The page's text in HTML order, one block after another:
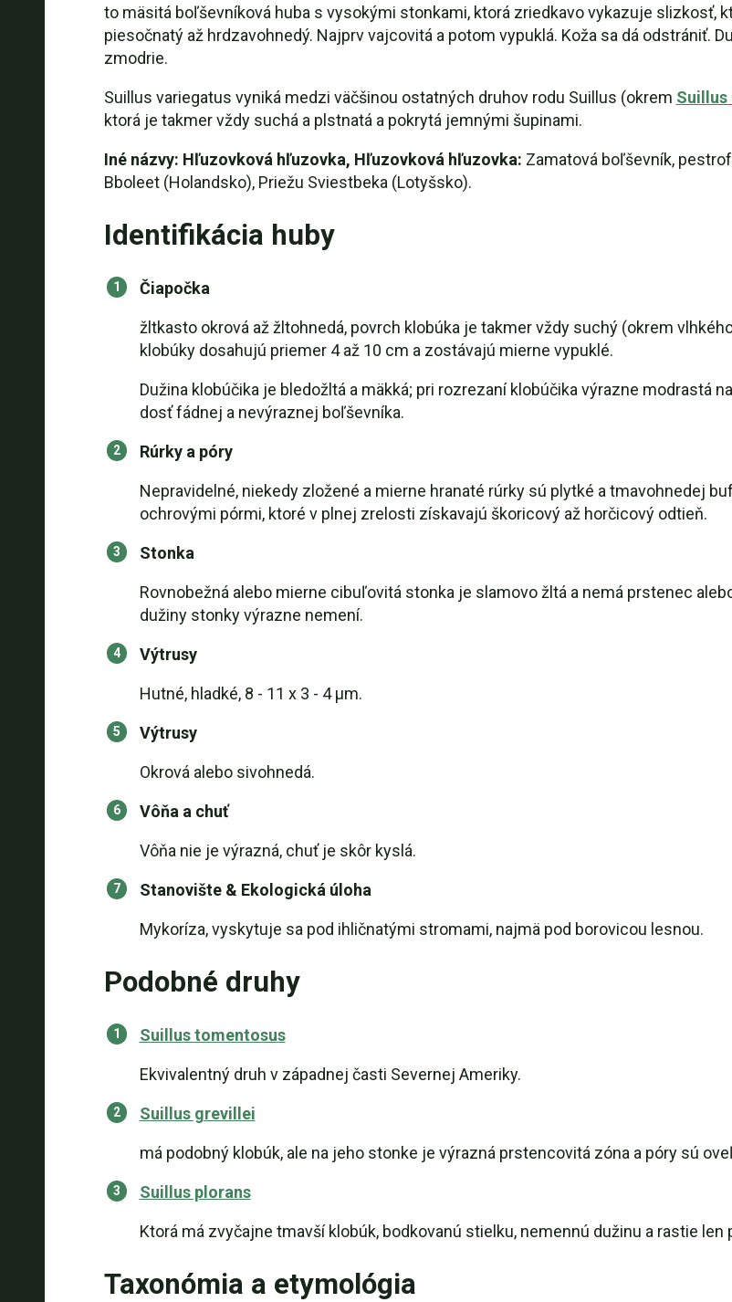
to mäsitá boľševníková huba s vysokými stonkami, ktorá zriedkavo vykazuje slizkosť,
piesočnatý až hrdzavohnedý. Najprv vajcovitá a potom vypuklá. Koža sa dá odstrániť.
zmodrie.
Suillus variegatus vyniká medzi väčšinou ostatných druhov rodu Suillus (okrem Suillus
ktorá je takmer vždy suchá a plstnatá a pokrytá jemnými šupinami.
Iné názvy: Hľuzovková hľuzovka, Hľuzovková hľuzovka: Zamatová boľševník,
Bboleet (Holandsko), Priežu Sviestbeka (Lotyšsko).
Identifikácia huby
Čiapočka
žltkasto okrová až žltohnedá, povrch klobúka je takmer vždy suchý (okrem
klobúky dosahujú priemer 4 až 10 cm a zostávajú mierne vypuklé.
Dužina klobúčika je bledožltá a mäkká; pri rozrezaní klobúčika výrazne modrastá
dosť fádnej a nevýraznej boľševníka.
Rúrky a póry
Nepravidelné, niekedy zložené a mierne hranaté rúrky sú plytké a tmavohnedej
ochrovými pórmi, ktoré v plnej zrelosti získavajú škoricový až horčicový odtieň.
Stonka
Rovnobežná alebo mierne cibuľovitá stonka je slamovo žltá a nemá prstenec
dužiny stonky výrazne nemení.
Výtrusy
Hutné, hladké, 8 - 11 x 3 - 4 μm.
Výtrusy
Okrová alebo sivohnedá.
Vôňa a chuť
Vôňa nie je výrazná, chuť je skôr kyslá.
Stanovište & Ekologická úloha
Mykoríza, vyskytuje sa pod ihličnatými stromami, najmä pod borovicou lesnou.
Podobné druhy
Suillus tomentosus
Ekvivalentný druh v západnej časti Severnej Ameriky.
Suillus grevillei
má podobný klobúk, ale na jeho stonke je výrazná prstencovitá zóna a póry sú
Suillus plorans
Ktorá má zvyčajne tmavší klobúk, bodkovanú stielku, nemennú dužinu a rastie
Taxonómia a etymológia